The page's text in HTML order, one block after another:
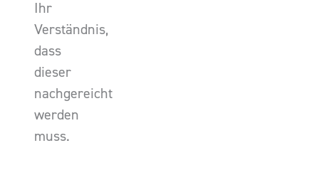
Ihr
Verständnis,
dass
dieser
nachgereicht
werden
muss.